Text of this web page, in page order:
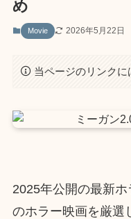
め
Movie 2026年5月22日
当ページのリンクに
2025年公開の最新
のホラー映画を厳選